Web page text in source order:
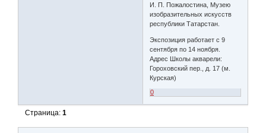
И. П. Пожалостина, Музею
изобразительных искусств
республики Татарстан.
Экспозиция работает с 9
сентября по 14 ноября.
Адрес Школы акварели:
Гороховский пер., д. 17 (м.
Курская)
0
Страница:1